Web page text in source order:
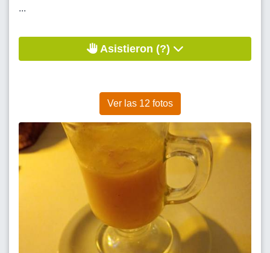
...
Asistieron (?)
Ver las 12 fotos